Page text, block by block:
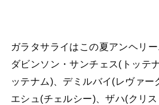
ガラタサライはこの夏アンヘリー
ダビンソン・サンチェス(トッテ
ッテナム)、デミルバイ(レヴァー
エシュ(チェルシー)、ザハ(クリ